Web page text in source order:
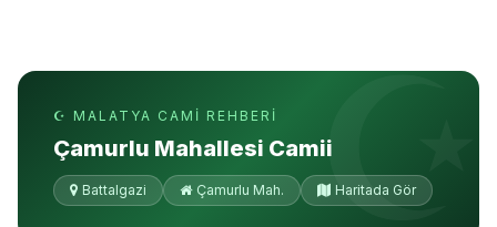
☪ MALATYA CAMI REHBERI
Çamurlu Mahallesi Camii
Battalgazi Çamurlu Mah. Haritada Gör